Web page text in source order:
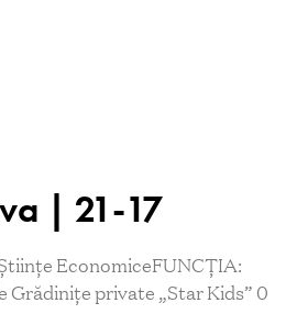
| 21-17
EconomiceFUNCȚIA:
Grădinițe private „Star Kids” 0